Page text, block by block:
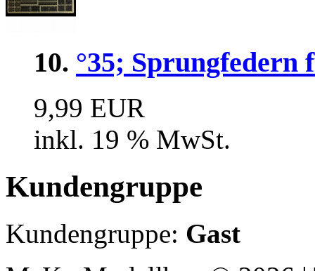
10. °35; Sprungfedern
9,99 EUR
inkl. 19 % MwSt.
Kundengruppe
Kundengruppe: Gast